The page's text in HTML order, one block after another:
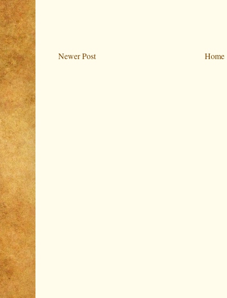
Newer Post Home